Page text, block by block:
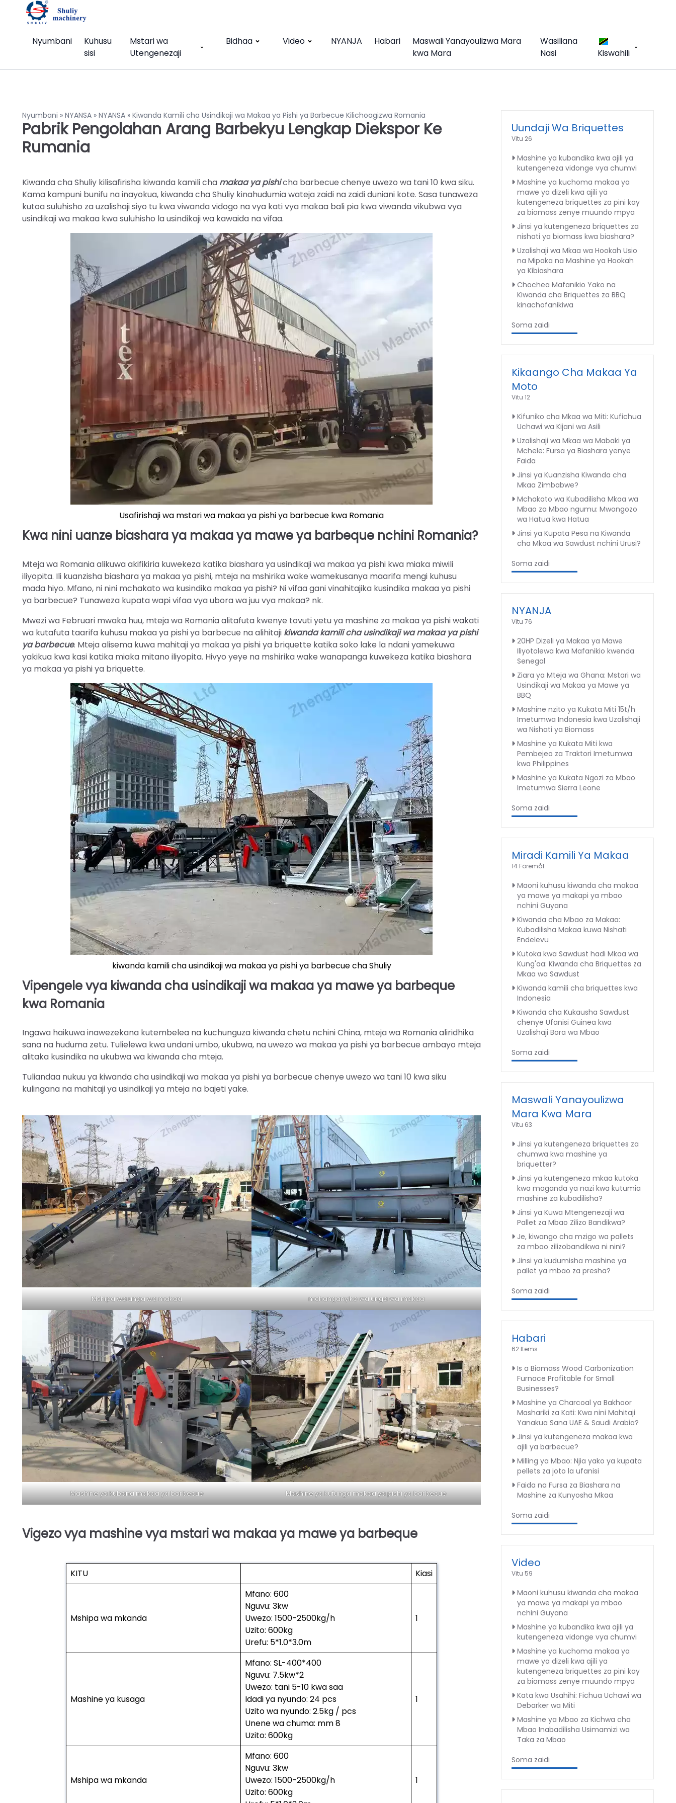
Nyumbani
Kuhusu
sisi
Mstari wa
Utengenezaji
Bidhaa Video NYANJA Habari
Maswali Yanayoulizwa Mara
kwa Mara
Wasiliana
Nasi
Kiswahili
Nyumbani » NYANSA » NYANSA » Kiwanda Kamili cha Usindikaji wa Makaa ya Pishi ya Barbecue Kilichoagizwa Romania
Pabrik Pengolahan Arang Barbekyu Lengkap Diekspor Ke
Rumania
Kiwanda cha Shuliy kilisafirisha kiwanda kamili cha makaa ya pishicha barbecue chenye uwezo wa tani 10 kwa siku.
Kama kampuni bunifu na inayokua, kiwanda cha Shuliy kinahudumia wateja zaidi na zaidi duniani kote. Sasa tunaweza
kutoa suluhisho za uzalishaji siyo tu kwa viwanda vidogo na vya kati vya makaa bali pia kwa viwanda vikubwa vya
usindikaji wa makaa kwa suluhisho la usindikaji wa kawaida na vifaa.
Usafirishaji wa mstari wa makaa ya pishi ya barbecue kwa Romania
Kwa nini uanze biashara ya makaa ya mawe ya barbeque nchini Romania?
Mteja wa Romania alikuwa akifikiria kuwekeza katika biashara ya usindikaji wa makaa ya pishi kwa miaka miwili
iliyopita. Ili kuanzisha biashara ya makaa ya pishi, mteja na mshirika wake wamekusanya maarifa mengi kuhusu
mada hiyo. Mfano, ni nini mchakato wa kusindika makaa ya pishi? Ni vifaa gani vinahitajika kusindika makaa ya pishi
ya barbecue? Tunaweza kupata wapi vifaa vya ubora wa juu vya makaa? nk.
Mwezi wa Februari mwaka huu, mteja wa Romania alitafuta kwenye tovuti yetu ya mashine za makaa ya pishi wakati
wa kutafuta taarifa kuhusu makaa ya pishi ya barbecue na alihitaji kiwanda kamili cha usindikaji wa makaa ya pishi
ya barbecue. Mteja alisema kuwa mahitaji ya makaa ya pishi ya briquette katika soko lake la ndani yamekuwa
yakikua kwa kasi katika miaka mitano iliyopita. Hivyo yeye na mshirika wake wanapanga kuwekeza katika biashara
ya makaa ya pishi ya briquette.
kiwanda kamili cha usindikaji wa makaa ya pishi ya barbecue cha Shuliy
Vipengele vya kiwanda cha usindikaji wa makaa ya mawe ya barbeque
kwa Romania
Ingawa haikuwa inawezekana kutembelea na kuchunguza kiwanda chetu nchini China, mteja wa Romania aliridhika
sana na huduma zetu. Tulielewa kwa undani umbo, ukubwa, na uwezo wa makaa ya pishi ya barbecue ambayo mteja
alitaka kusindika na ukubwa wa kiwanda cha mteja.
Tuliandaa nukuu ya kiwanda cha usindikaji wa makaa ya pishi ya barbecue chenye uwezo wa tani 10 kwa siku
kulingana na mahitaji ya usindikaji ya mteja na bajeti yake.
Mshipa wa unga wa makaa mchanganyiko wa unga wa makaa
Mashine ya kubana makaa ya barbecue Mashine ya kufunga makaa ya pishi ya barbecue
Vigezo vya mashine vya mstari wa makaa ya mawe ya barbeque
KITU Kiasi
Mshipa wa mkanda
Mfano: 600
Nguvu: 3kw
Uwezo: 1500-2500kg/h
Uzito: 600kg
Urefu: 5*1.0*3.0m
1
Mashine ya kusaga
Mfano: SL-400*400
Nguvu: 7.5kw*2
Uwezo: tani 5-10 kwa saa
Idadi ya nyundo: 24 pcs
Uzito wa nyundo: 2.5kg / pcs
Unene wa chuma: mm 8
Uzito: 600kg
1
Mshipa wa mkanda
Mfano: 600
Nguvu: 3kw
Uwezo: 1500-2500kg/h
Uzito: 600kg
1
Uundaji Wa Briquettes
Vitu 26
Mashine ya kubandika kwa ajili ya
kutengeneza vidonge vya chumvi
Mashine ya kuchoma makaa ya
mawe ya dizeli kwa ajili ya
kutengeneza briquettes za pini kay
za biomass zenye muundo mpya
Jinsi ya kutengeneza briquettes za
nishati ya biomass kwa biashara?
Uzalishaji wa Mkaa wa Hookah Usio
na Mipaka na Mashine ya Hookah
ya Kibiashara
Chochea Mafanikio Yako na
Kiwanda cha Briquettes za BBQ
kinachofanikiwa
Soma zaidi
Kikaango Cha Makaa Ya
Moto
Vitu 12
Kifuniko cha Mkaa wa Miti: Kufichua
Uchawi wa Kijani wa Asili
Uzalishaji wa Mkaa wa Mabaki ya
Mchele: Fursa ya Biashara yenye
Faida
Jinsi ya Kuanzisha Kiwanda cha
Mkaa Zimbabwe?
Mchakato wa Kubadilisha Mkaa wa
Mbao za Mbao ngumu: Mwongozo
wa Hatua kwa Hatua
Jinsi ya Kupata Pesa na Kiwanda
cha Mkaa wa Sawdust nchini Urusi?
Soma zaidi
NYANJA
Vitu 76
20HP Dizeli ya Makaa ya Mawe
Iliyotolewa kwa Mafanikio kwenda
Senegal
Ziara ya Mteja wa Ghana: Mstari wa
Usindikaji wa Makaa ya Mawe ya
BBQ
Mashine nzito ya Kukata Miti 15t/h
Imetumwa Indonesia kwa Uzalishaji
wa Nishati ya Biomass
Mashine ya Kukata Miti kwa
Pembejeo za Traktori Imetumwa
kwa Philippines
Mashine ya Kukata Ngozi za Mbao
Imetumwa Sierra Leone
Soma zaidi
Miradi Kamili Ya Makaa
14 Föremål
Maoni kuhusu kiwanda cha makaa
ya mawe ya makapi ya mbao
nchini Guyana
Kiwanda cha Mbao za Makaa:
Kubadilisha Makaa kuwa Nishati
Endelevu
Kutoka kwa Sawdust hadi Mkaa wa
Kung'aa: Kiwanda cha Briquettes za
Mkaa wa Sawdust
Kiwanda kamili cha briquettes kwa
Indonesia
Kiwanda cha Kukausha Sawdust
chenye Ufanisi Guinea kwa
Uzalishaji Bora wa Mbao
Soma zaidi
Maswali Yanayoulizwa
Mara Kwa Mara
Vitu 63
Jinsi ya kutengeneza briquettes za
chumwa kwa mashine ya
briquetter?
Jinsi ya kutengeneza mkaa kutoka
kwa maganda ya nazi kwa kutumia
mashine za kubadilisha?
Jinsi ya Kuwa Mtengenezaji wa
Pallet za Mbao Zilizo Bandikwa?
Je, kiwango cha mzigo wa pallets
za mbao zilizobandikwa ni nini?
Jinsi ya kudumisha mashine ya
pallet ya mbao za presha?
Soma zaidi
Habari
62 Items
Is a Biomass Wood Carbonization
Furnace Profitable for Small
Businesses?
Mashine ya Charcoal ya Bakhoor
Mashariki za Kati: Kwa nini Mahitaji
Yanakua Sana UAE & Saudi Arabia?
Jinsi ya kutengeneza makaa kwa
ajili ya barbecue?
Milling ya Mbao: Njia yako ya kupata
pellets za joto la ufanisi
Faida na Fursa za Biashara na
Mashine za Kunyosha Mkaa
Soma zaidi
Video
Vitu 59
Maoni kuhusu kiwanda cha makaa
ya mawe ya makapi ya mbao
nchini Guyana
Mashine ya kubandika kwa ajili ya
kutengeneza vidonge vya chumvi
Mashine ya kuchoma makaa ya
mawe ya dizeli kwa ajili ya
kutengeneza briquettes za pini kay
za biomass zenye muundo mpya
Kata kwa Usahihi: Fichua Uchawi wa
Debarker wa Miti
Mashine ya Mbao za Kichwa cha
Mbao Inabadilisha Usimamizi wa
Taka za Mbao
Soma zaidi